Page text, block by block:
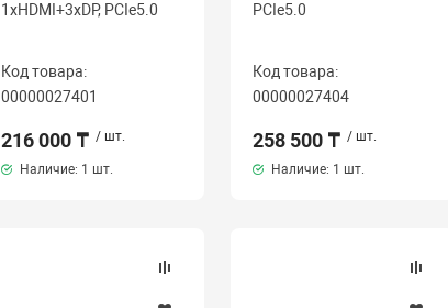
1хHDMI+3xDP, PCIe5.0
Код товара:
00000027401
216 000 ₸ / шт.
Наличие: 1 шт.
PCIe5.0
Код товара:
00000027404
258 500 ₸ / шт.
Наличие: 1 шт.